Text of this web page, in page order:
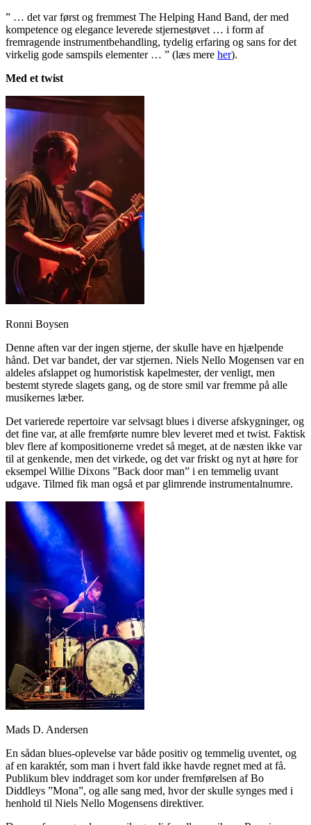
” … det var først og fremmest The Helping Hand Band, der med
kompetence og elegance leverede stjernestøvet … i form af
fremragende instrumentbehandling, tydelig erfaring og sans for det
virkelig gode samspils elementer … ” (læs mere her).
Med et twist
Ronni Boysen
Denne aften var der ingen stjerne, der skulle have en hjælpende
hånd. Det var bandet, der var stjernen. Niels Nello Mogensen var en
aldeles afslappet og humoristisk kapelmester, der venligt, men
bestemt styrede slagets gang, og de store smil var fremme på alle
musikernes læber.
Det varierede repertoire var selvsagt blues i diverse afskygninger, og
det fine var, at alle fremførte numre blev leveret med et twist. Faktisk
blev flere af kompositionerne vredet så meget, at de næsten ikke var
til at genkende, men det virkede, og det var friskt og nyt at høre for
eksempel Willie Dixons ”Back door man” i en temmelig uvant
udgave. Tilmed fik man også et par glimrende instrumentalnumre.
Mads D. Andersen
En sådan blues-oplevelse var både positiv og temmelig uventet, og
af en karaktér, som man i hvert fald ikke havde regnet med at få.
Publikum blev inddraget som kor under fremførelsen af Bo
Diddleys ”Mona”, og alle sang med, hvor der skulle synges med i
henhold til Niels Nello Mogensens direktiver.